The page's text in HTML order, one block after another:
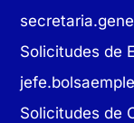
Solicitudes de
Solicitudes de